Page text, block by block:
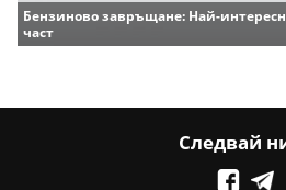
Бензиново завръщане: Най-
част
Следвай